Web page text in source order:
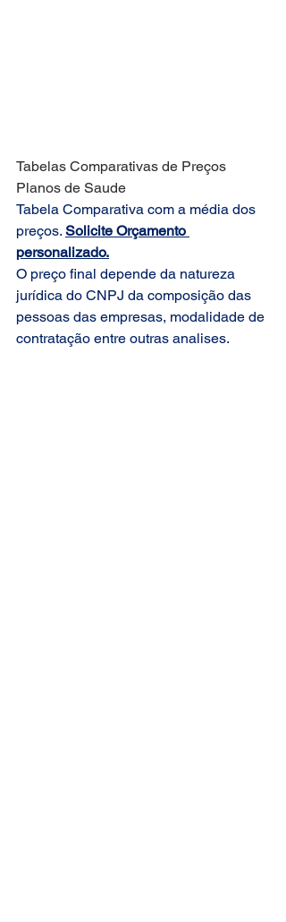
Tabelas Comparativas de Preços
Planos de Saude
Tabela Comparativa com a média dos
preços. Solicite Orçamento
personalizado.
O preço final depende da natureza
jurídica do CNPJ da composição das
pessoas das empresas, modalidade de
contratação entre outras analises.